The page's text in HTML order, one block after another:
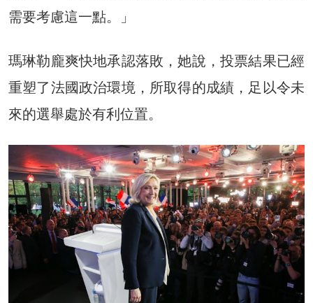
需要考慮這一點。」
瑪琳勒龐爽快地承認落敗，她說，投票結果已經
重塑了法國政治環境，所取得的成績，足以令未
來的選舉處於有利位置。